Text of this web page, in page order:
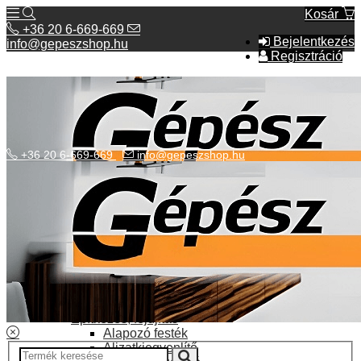
Kosár
Bejelentkezés
Regisztráció
+36 20 6-669-669
info@gepeszshop.hu
Kategóriák menü
Bolhapiac
Elektromos fűtés
Építkezés, fejújítás
Alapozó festék
Aljzatkiegyenlítő
+36 20 6-669-669 info@gepeszshop.hu